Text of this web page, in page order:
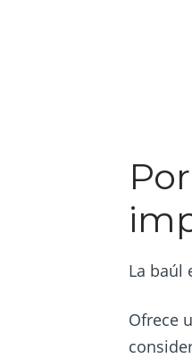
La baúl
Ofrece